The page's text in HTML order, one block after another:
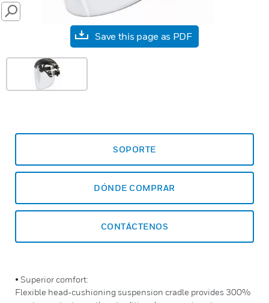
SEARCH
Save this page as PDF
SOPORTE
DÓNDE COMPRAR
CONTÁCTENOS
• Superior comfort:
Flexible head-cushioning suspension cradle provides 300%